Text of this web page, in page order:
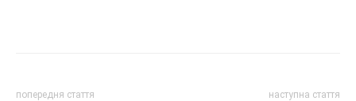
попередня стаття наступна стаття